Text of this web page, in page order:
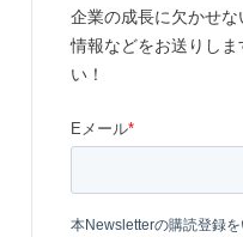
企業の成長に欠かせ
情報などをお送りし
い！